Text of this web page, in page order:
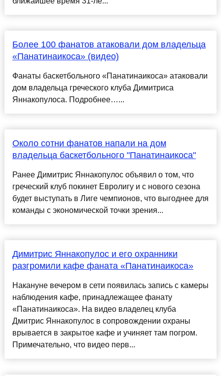
Более 100 фанатов атаковали дом владельца
«Панатинаикоса» (видео)
Фанаты баскетбольного «Панатинаикоса» атаковали
дом владельца греческого клуба Димитриса
Яннакопулоса. Подробнее…...
Около сотни фанатов напали на дом
владельца баскетбольного "Панатинаикоса"
Ранее Димитрис Яннакопулос объявил о том, что
греческий клуб покинет Евролигу и с нового сезона
будет выступать в Лиге чемпионов, что выгоднее для
команды с экономической точки зрения...
Димитрис Яннакопулос и его охранники
разгромили кафе фаната «Панатинаикоса»
Накануне вечером в сети появилась запись с камеры
наблюдения кафе, принадлежащее фанату
«Панатинаикоса». На видео владелец клуба
Дмитрис Яннакопулос в сопровождении охраны
врывается в закрытое кафе и учиняет там погром.
Примечательно, что видео перв...